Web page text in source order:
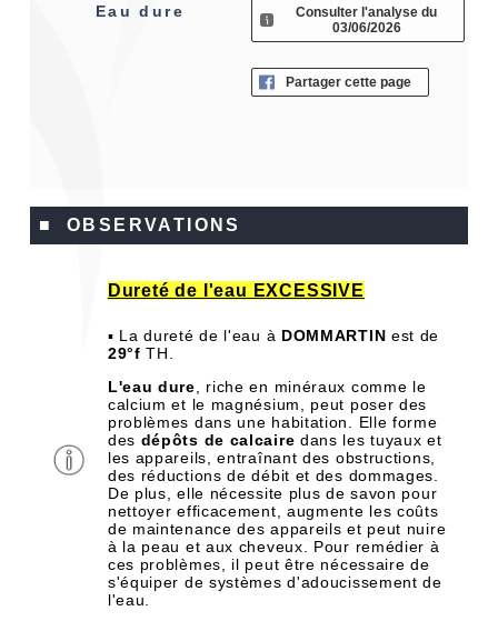
Eau dure
Consulter l'analyse du
03/06/2026
Partager cette page
■ OBSERVATIONS
Dureté de l'eau EXCESSIVE
▪ La dureté de l'eau à DOMMARTIN est de
29°f TH.
L'eau dure , riche en minéraux comme le
calcium et le magnésium, peut poser des
problèmes dans une habitation. Elle forme
des dépôts de calcaire dans les tuyaux et
les appareils, entraînant des obstructions,
des réductions de débit et des dommages.
De plus, elle nécessite plus de savon pour
nettoyer efficacement, augmente les coûts
de maintenance des appareils et peut nuire
à la peau et aux cheveux. Pour remédier à
ces problèmes, il peut être nécessaire de
s'équiper de systèmes d'adoucissement de
l'eau.